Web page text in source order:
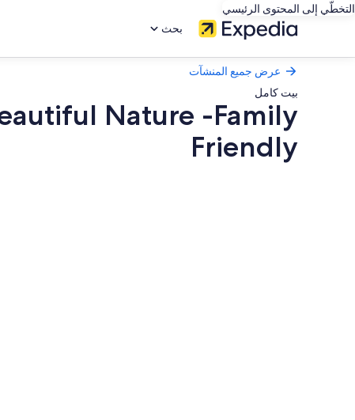
التخطّي إلى المحتوى الرئيسي
بحث
عرض جميع المنشآت
بيت كامل
Nature -Family
Friendly